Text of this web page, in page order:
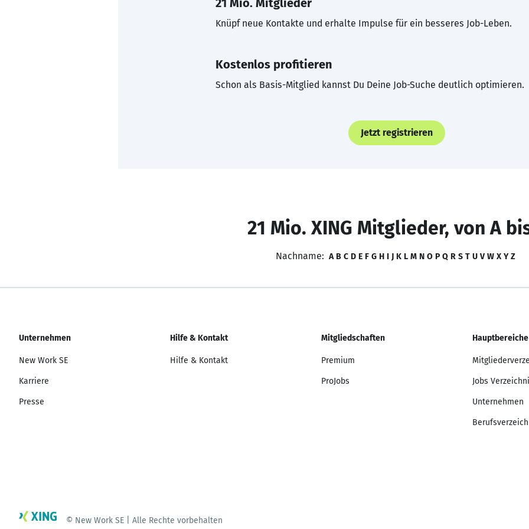
21 Mio. Mitglieder
Knüpf neue Kontakte und erhalte Impulse für ein besseres Job-Leben.
Kostenlos profitieren
Schon als Basis-Mitglied kannst Du Deine Job-Suche deutlich optimieren.
Jetzt registrieren
21 Mio. XING Mitglieder, von A
Nachname: A B C D E F G H I J K L M N O P Q R S T U V W X Y Z
Unternehmen
New Work SE
Karriere
Presse
Hilfe & Kontakt
Hilfe & Kontakt
Mitgliedschaften
Premium
ProJobs
Hauptbereiche
Jobs
Unternehmen
© New Work SE | Alle Rechte vorbehalten